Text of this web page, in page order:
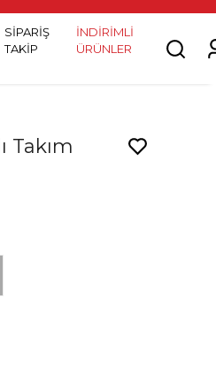
SİPARİŞ
TAKİP
İNDİRİMLİ
ÜRÜNLER
Takım